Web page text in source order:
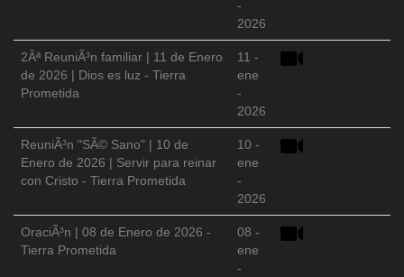
-
2026
2Âª ReuniÃ³n familiar | 11 de Enero
de 2026 | Dios es luz - Tierra
Prometida
11 -
ene
-
2026
ReuniÃ³n "SÃ© Sano" | 10 de
Enero de 2026 | Servir para reinar
con Cristo - Tierra Prometida
10 -
ene
-
2026
OraciÃ³n | 08 de Enero de 2026 -
Tierra Prometida
08 -
ene
-